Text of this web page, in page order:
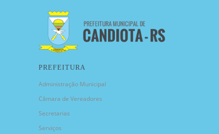
PREFEITURA
Administração Municipal
Câmara de Vereadores
Secretarias
Serviços